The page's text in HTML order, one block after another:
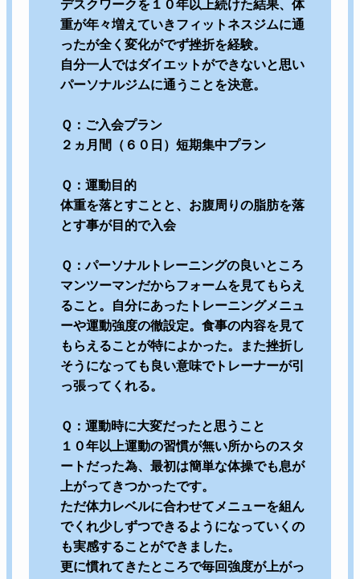
デスクワークを１０年以上続けた結果、体
重が年々増えていきフィットネスジムに通
ったが全く変化がでず挫折を経験。
自分一人ではダイエットができないと思い
パーソナルジムに通うことを決意。
Ｑ：ご入会プラン
２ヵ月間（６０日）短期集中プラン
Ｑ：運動目的
体重を落とすことと、お腹周りの脂肪を落
とす事が目的で入会
Ｑ：パーソナルトレーニングの良いところ
マンツーマンだからフォームを見てもらえ
ること。自分にあったトレーニングメニュ
ーや運動強度の徹設定。食事の内容を見て
もらえることが特によかった。また挫折し
そうになっても良い意味でトレーナーが引
っ張ってくれる。
Ｑ：運動時に大変だったと思うこと
１０年以上運動の習慣が無い所からのスタ
ートだった為、最初は簡単な体操でも息が
上がってきつかったです。
ただ体力レベルに合わせてメニューを組ん
でくれ少しずつできるようになっていくの
も実感することができました。
更に慣れてきたところで毎回強度が上がっ